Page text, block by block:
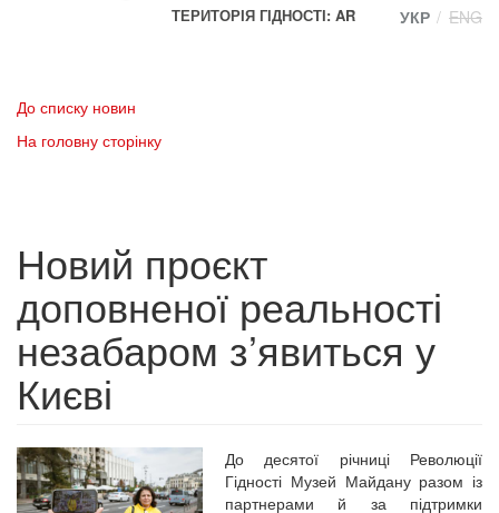
ТЕРИТОРІЯ ГІДНОСТІ: AR
УКР ENG
До списку новин
На головну сторінку
Новий проєкт
доповненої реальності
незабаром з’явиться у
Києві
До десятої річниці Революції
Гідності Музей Майдану разом із
партнерами й за підтримки